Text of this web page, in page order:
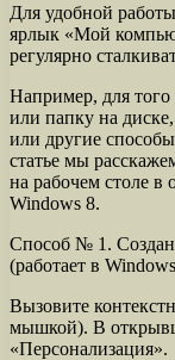
Для удобной
ярлык «Мой
регулярно
Например, для
или папку на
или другие
статье мы
на рабочем столе в
Windows 8.
Способ № 1.
(работает в
Вызовите
мышкой). В
«Персонализация».